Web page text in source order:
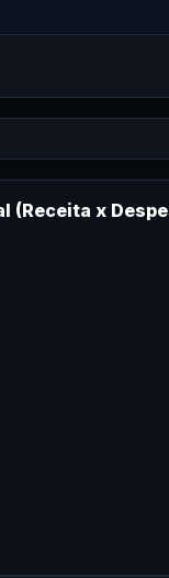
(Receita x